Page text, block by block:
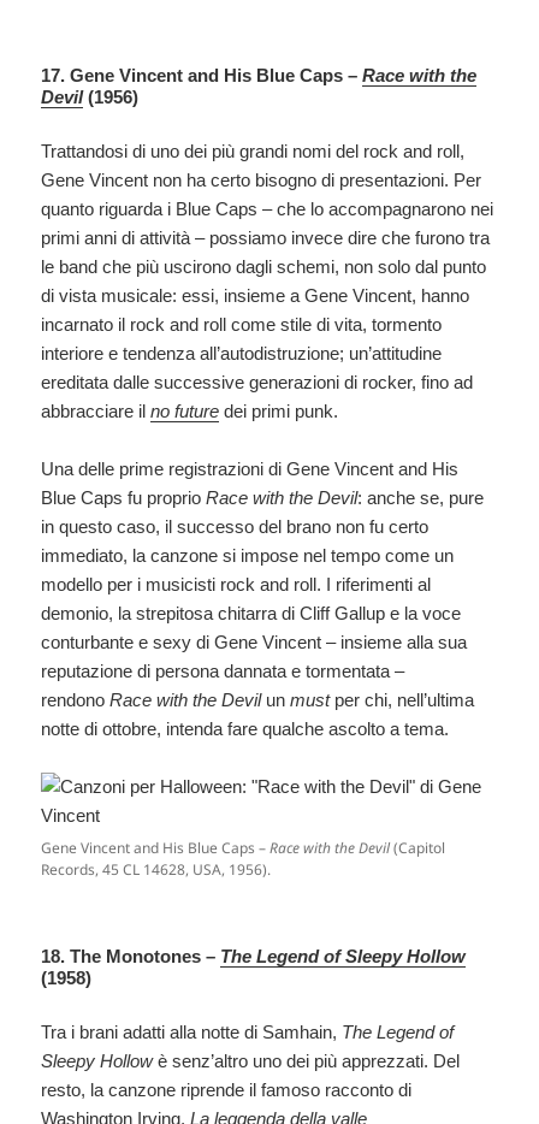
17. Gene Vincent and His Blue Caps –Race with the
Devil(1956)
Trattandosi di uno dei più grandi nomi del rock and roll,
Gene Vincent non ha certo bisogno di presentazioni. Per
quanto riguarda i Blue Caps – che lo accompagnarono nei
primi anni di attività – possiamo invece dire che furono tra
le band che più uscirono dagli schemi, non solo dal punto
di vista musicale: essi, insieme a Gene Vincent, hanno
incarnato il rock and roll come stile di vita, tormento
interiore e tendenza all’autodistruzione; un’attitudine
ereditata dalle successive generazioni di rocker, fino ad
abbracciare ilno future dei primi punk.
Una delle prime registrazioni di Gene Vincent and His
Blue Caps fu proprioRace with the Devil: anche se, pure
in questo caso, il successo del brano non fu certo
immediato, la canzone si impose nel tempo come un
modello per i musicisti rock and roll. I riferimenti al
demonio, la strepitosa chitarra di Cliff Gallup e la voce
conturbante e sexy di Gene Vincent – insieme alla sua
reputazione di persona dannata e tormentata –
rendonoRace with the Devilunmustper chi, nell’ultima
notte di ottobre, intenda fare qualche ascolto a tema.
Gene Vincent and His Blue Caps –Race with the Devil(Capitol
Records, 45 CL 14628, USA, 1956).
18. The Monotones – The Legend of Sleepy Hollow
(1958)
Tra i brani adatti alla notte di Samhain, The Legend of
Sleepy Hollowè senz’altro uno dei più apprezzati. Del
resto, la canzone riprende il famoso racconto di
Washington Irving,La leggenda della valle